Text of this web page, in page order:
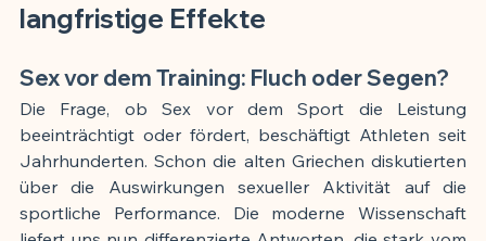
langfristige Effekte
Sex vor dem Training: Fluch oder Segen?
Die Frage, ob Sex vor dem Sport die Leistung
beeinträchtigt oder fördert, beschäftigt Athleten seit
Jahrhunderten. Schon die alten Griechen diskutierten
über die Auswirkungen sexueller Aktivität auf die
sportliche Performance. Die moderne Wissenschaft